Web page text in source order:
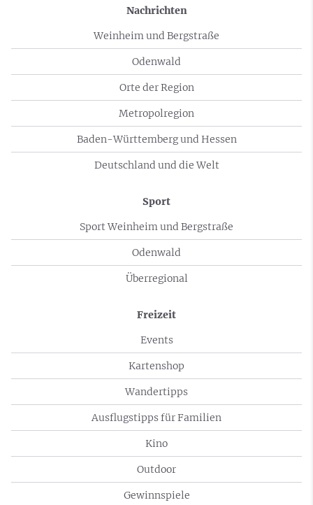
Nachrichten
Weinheim und Bergstraße
Odenwald
Orte der Region
Metropolregion
Baden-Württemberg und Hessen
Deutschland und die Welt
Sport
Sport Weinheim und Bergstraße
Odenwald
Überregional
Freizeit
Events
Kartenshop
Wandertipps
Ausflugstipps für Familien
Kino
Outdoor
Gewinnspiele